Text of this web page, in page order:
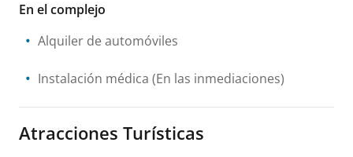
En el complejo
Alquiler de automóviles
Instalación médica (En las inmediaciones)
Atracciones Turísticas